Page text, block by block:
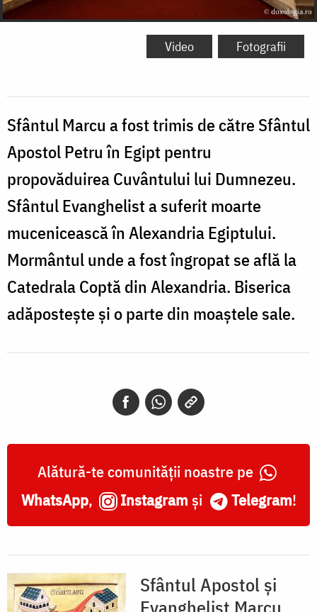
Video Fotografii
Sfântul Marcu a fost trimis de către Sfântul
Apostol Petru în Egipt pentru
propovăduirea Cuvântului lui Dumnezeu.
Sfântul Evanghelist a suferit moarte
mucenicească în Alexandria Egiptului.
Mormântul unde a fost îngropat se află la
Catedrala Coptă din Alexandria. Biserica
adăpostește și o parte din moaștele sale.
Alătură-te comunității noastre pe
WhatsApp, Instagram și Telegram!
Sfântul Apostol și
Evanghelist Marcu